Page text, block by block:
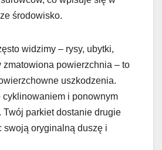
środowisko.
widzimy – rysy, ubytki,
zmatowiona powierzchnia – to
uszkodzenia.
i ponownym
parkiet dostanie drugie
swoją oryginalną duszę i